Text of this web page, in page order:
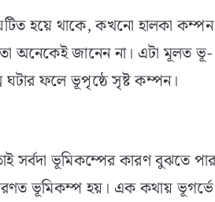
হয়ে থাকে, কখনো হালকা
অনেকেই জানেন না। এটা মূলত ভূ-
ঘটার ফলে ভূপৃষ্ঠে সৃষ্ট কম্পন।
সর্বদা ভূমিকম্পের কারণ বুঝতে
ভূমিকম্প হয়। এক কথায়